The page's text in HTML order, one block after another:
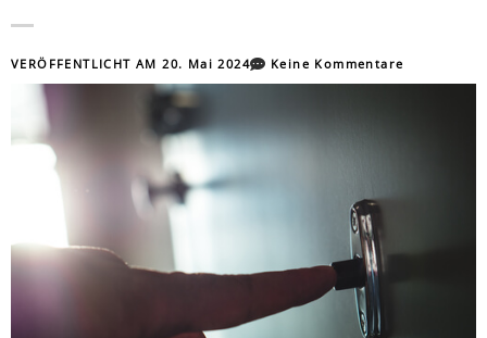
VERÖFFENTLICHT AM20. Mai 2024 Keine Kommentare